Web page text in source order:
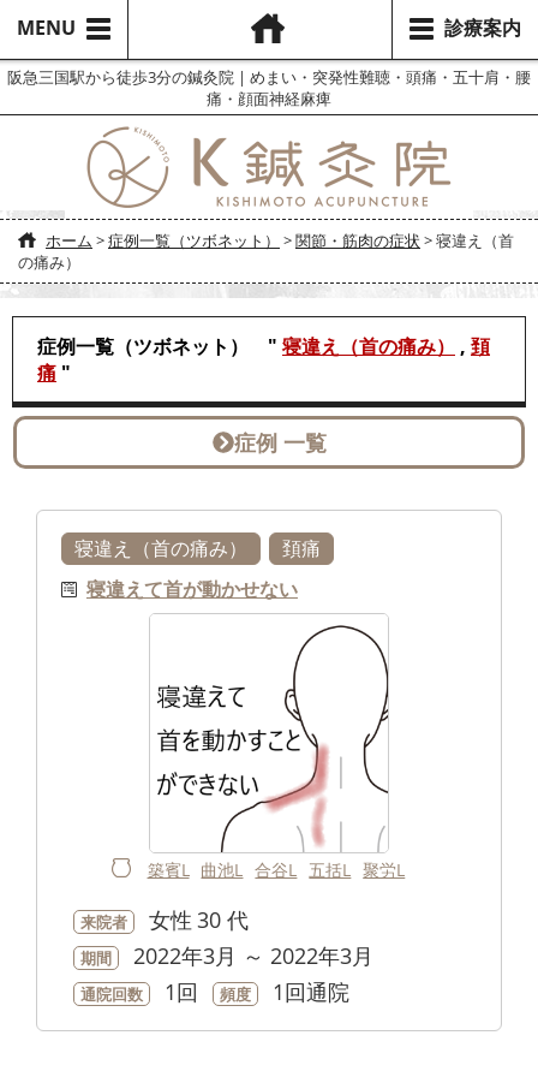
MENU 診療案内
阪急三国駅から徒歩3分の鍼灸院 | めまい・突発性難聴・頭痛・五十肩・腰
痛・顔面神経麻痺
ホーム >症例一覧（ツボネット） >関節・筋肉の症状 >寝違え（首
の痛み）
症例一覧（ツボネット） " 寝違え（首の痛み） , 頚
痛 "
症例 一覧
寝違え（首の痛み）
頚痛
寝違えて首が動かせない
築賓L 曲池L 合谷L 五括L 聚労L
来院者 女性 30 代
期間 2022年3月 ～ 2022年3月
通院回数 1回 頻度 1回通院